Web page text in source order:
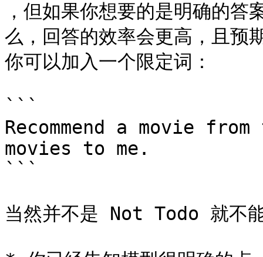
，但如果你想要的是明确的
么，回答的效率会更高，且预
你可以加入一个限定词：
```
Recommend a movie
movies to me.
```
当然并不是 Not Todo 就不